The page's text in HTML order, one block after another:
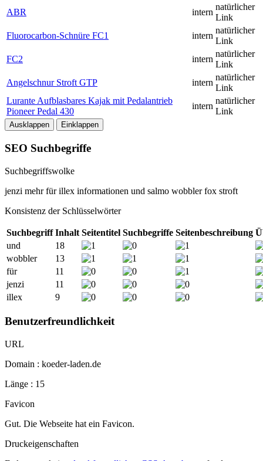
ABR
intern
natürlicher
Link
Fluorocarbon-Schnüre FC1
intern
natürlicher
Link
FC2
intern
natürlicher
Link
Angelschnur Stroft GTP
intern
natürlicher
Link
Lurante Aufblasbares Kajak mit Pedalantrieb
Pioneer Pedal 430
intern
natürlicher
Link
Ausklappen Einklappen
SEO Suchbegriffe
Suchbegriffswolke
jenzi mehr für illex informationen und salmo wobbler fox stroft
Konsistenz der Schlüsselwörter
Suchbegriff Inhalt Seitentitel Suchbegriffe Seitenbeschreibung
und
18
wobbler
13
für
11
jenzi
11
illex
9
Benutzerfreundlichkeit
URL
Domain : koeder-laden.de
Länge : 15
Favicon
Gut. Die Webseite hat ein Favicon.
Druckeigenschaften